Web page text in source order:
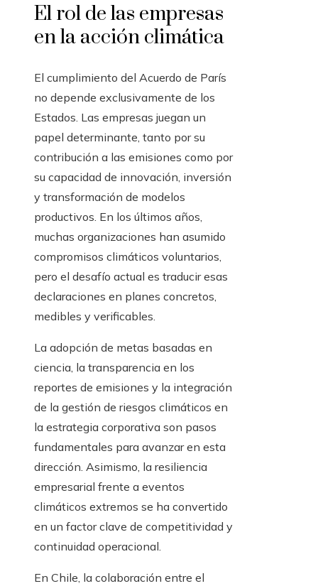
El rol de las empresas
en la acción climática
El cumplimiento del Acuerdo de París
no depende exclusivamente de los
Estados. Las empresas juegan un
papel determinante, tanto por su
contribución a las emisiones como por
su capacidad de innovación, inversión
y transformación de modelos
productivos. En los últimos años,
muchas organizaciones han asumido
compromisos climáticos voluntarios,
pero el desafío actual es traducir esas
declaraciones en planes concretos,
medibles y verificables.
La adopción de metas basadas en
ciencia, la transparencia en los
reportes de emisiones y la integración
de la gestión de riesgos climáticos en
la estrategia corporativa son pasos
fundamentales para avanzar en esta
dirección. Asimismo, la resiliencia
empresarial frente a eventos
climáticos extremos se ha convertido
en un factor clave de competitividad y
continuidad operacional.
En Chile, la colaboración entre el